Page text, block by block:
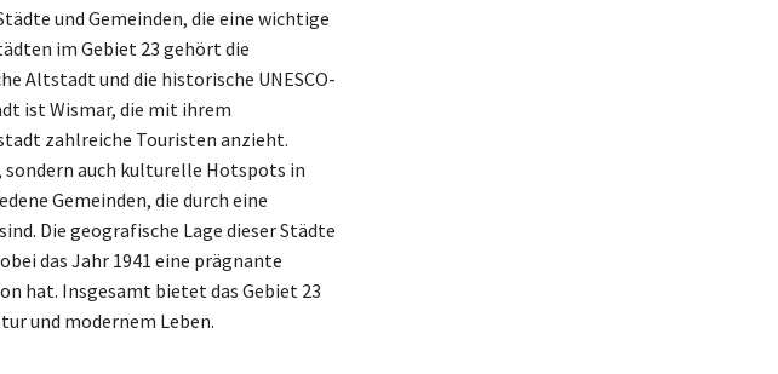
und Gemeinden, die eine wichtige
im Gebiet 23 gehört die
Altstadt und die historische UNESCO-
ist Wismar, die mit ihrem
zahlreiche Touristen anzieht.
auch kulturelle Hotspots in
Gemeinden, die durch eine
Die geografische Lage dieser Städte
das Jahr 1941 eine prägnante
hat. Insgesamt bietet das Gebiet 23
und modernem Leben.